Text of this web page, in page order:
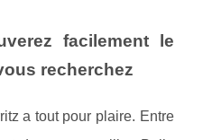
facilement le
recherchez
a tout pour plaire. Entre